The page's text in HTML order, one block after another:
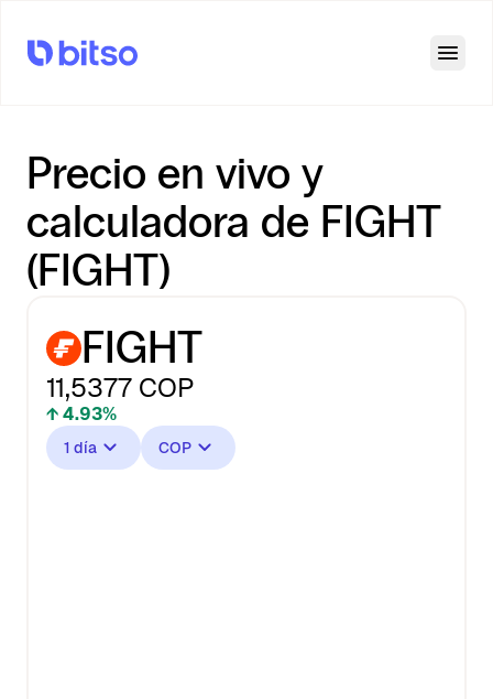
Precio en vivo y
calculadora de FIGHT
(FIGHT)
FIGHT
11,5377 COP
↑ 4.93%
1 día COP